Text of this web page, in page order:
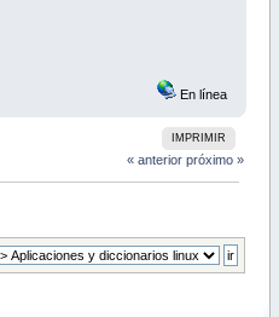
En línea
IMPRIMIR
« anterior próximo »